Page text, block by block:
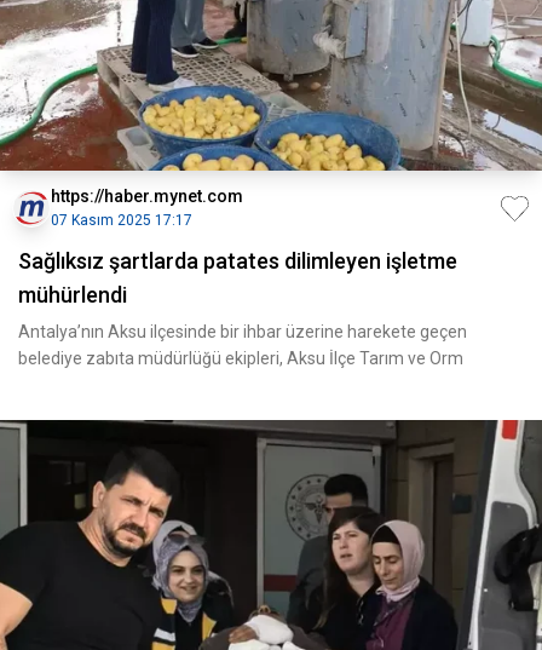
https://haber.mynet.com
07 Kasım 2025 17:17
Sağlıksız şartlarda patates dilimleyen işletme
mühürlendi
Antalya’nın Aksu ilçesinde bir ihbar üzerine harekete geçen
belediye zabıta müdürlüğü ekipleri, Aksu İlçe Tarım ve Orm